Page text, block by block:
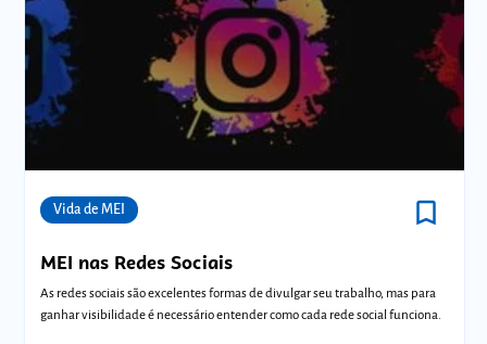
Vida de MEI bookmark_border
MEI nas Redes Sociais
As redes sociais são excelentes formas de divulgar seu trabalho, mas para
ganhar visibilidade é necessário entender como cada rede social funciona.